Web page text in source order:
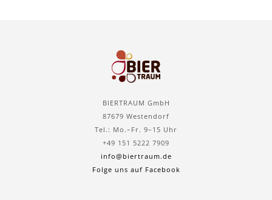
BIERTRAUM GmbH
87679 Westendorf
Tel.: Mo.–Fr. 9–15 Uhr
+49 151 5222 7909
info@biertraum.de
Folge uns auf Facebook